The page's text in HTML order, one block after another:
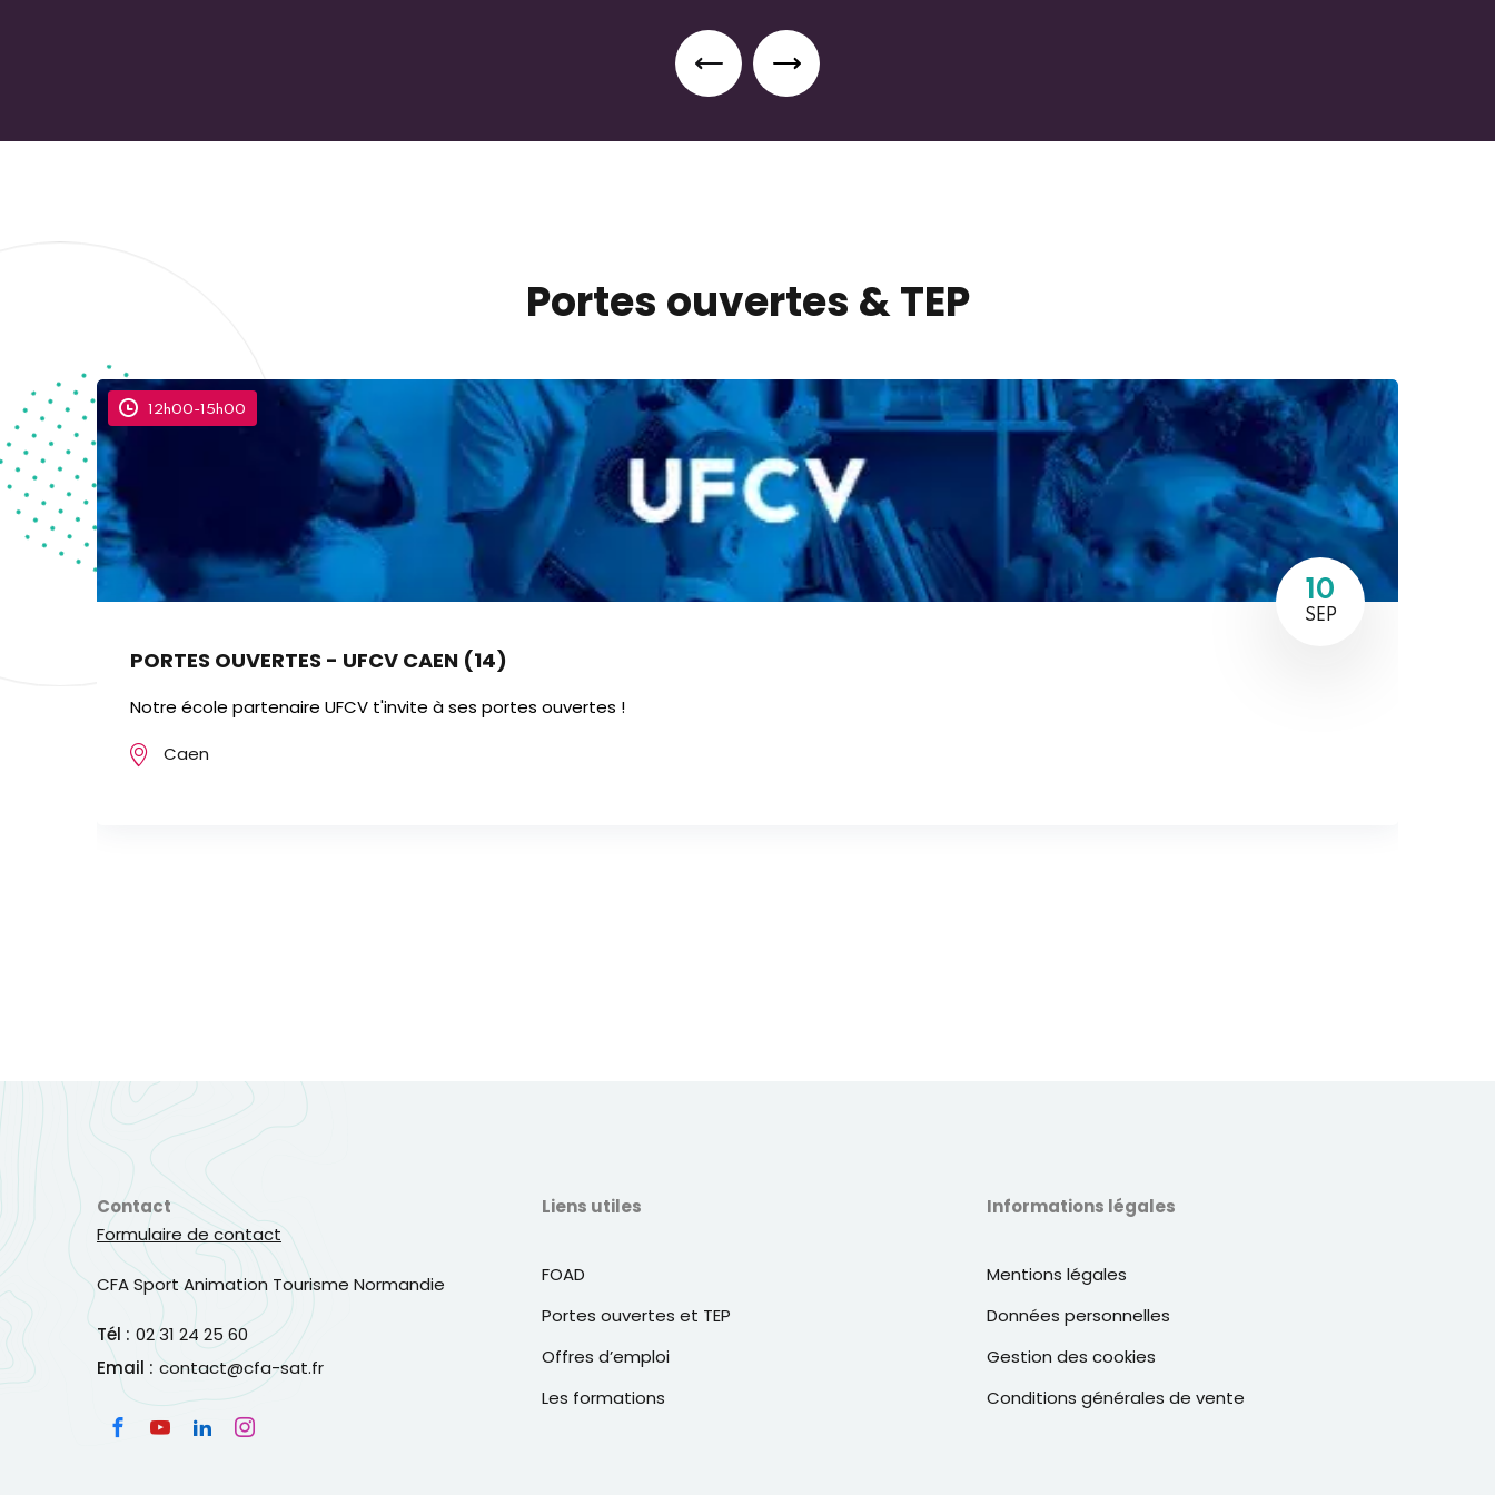
Portes ouvertes & TEP
12h00-15h00
10
SEP
PORTES OUVERTES - UFCV CAEN (14)
Notre école partenaire UFCV t'invite à ses portes ouvertes !
Caen
Contact
Formulaire de contact
CFA Sport Animation Tourisme Normandie
Tél : 02 31 24 25 60
Email : contact@cfa-sat.fr
Liens utiles
FOAD
Portes ouvertes et TEP
Offres d’emploi
Les formations
Informations légales
Mentions légales
Données personnelles
Gestion des cookies
Conditions générales de vente